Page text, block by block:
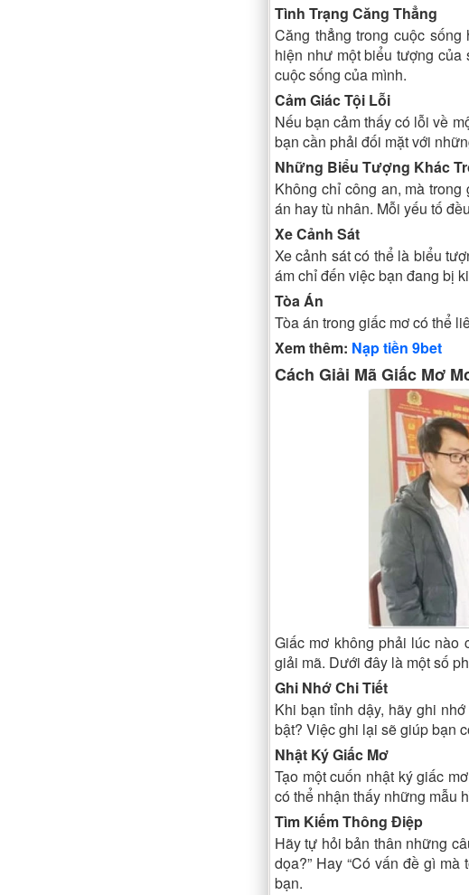
Tình Trạng Căng Thẳng
Căng thẳng trong cuộc
hiện như một biểu tượng
cuộc sống của mình.
Cảm Giác Tội Lỗi
Nếu bạn cảm thấy có lỗi về
bạn cần phải đối mặt với
Những Biểu Tượng Khác
Không chỉ công an, mà
án hay tù nhân. Mỗi yếu tố
Xe Cảnh Sát
Xe cảnh sát có thể là biểu
ám chỉ đến việc bạn đang bị
Tòa Án
Tòa án trong giấc mơ có thể
Xem thêm: Nạp tiền 9bet
Cách Giải Mã Giấc Mơ
Giấc mơ không phải lúc nào
giải mã. Dưới đây là một số
Ghi Nhớ Chi Tiết
Khi bạn tỉnh dậy, hãy ghi
bật? Việc ghi lại sẽ giúp bạn
Nhật Ký Giấc Mơ
Tạo một cuốn nhật ký giấc
có thể nhận thấy những mẫu
Tìm Kiếm Thông Điệp
Hãy tự hỏi bản thân những
dọa?” Hay “Có vấn đề gì
bạn.